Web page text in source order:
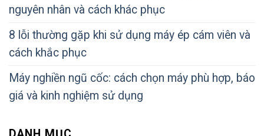
nguyên nhân và cách khác phục
8 lỗi thường gặp khi sử dụng máy ép cám viên và
cách khắc phục
Máy nghiền ngũ cốc: cách chọn máy phù hợp, báo
giá và kinh nghiệm sử dụng